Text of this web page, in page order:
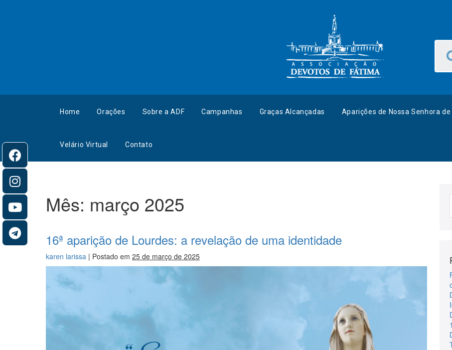
Home Orações Sobre a ADF Campanhas Graças Alcançadas Aparições de Nossa Senhora
Velário Virtual Contato
Mês: março 2025
16ª aparição de Lourdes: a revelação de uma identidade
karen larissa | Postado em 25 de março de 2025